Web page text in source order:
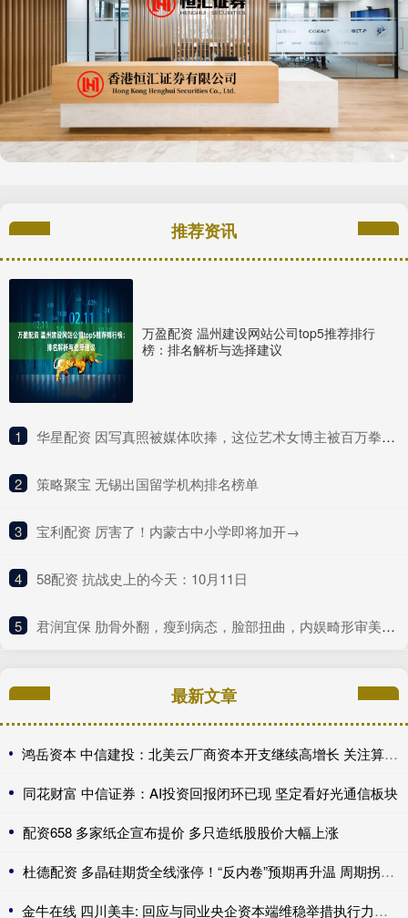
推荐资讯
万盈配资 温州建设网站公司top5推荐排行
榜：排名解析与选择建议
1 ​华星配资 因写真照被媒体吹捧，这位艺术女博主被百万拳迷称为UFC传奇？
2 ​策略聚宝 无锡出国留学机构排名榜单
3 ​宝利配资 厉害了！内蒙古中小学即将加开→
4 ​58配资 抗战史上的今天：10月11日
5 ​君润宜保 肋骨外翻，瘦到病态，脸部扭曲，内娱畸形审美什么时候是个头
最新文章
鸿岳资本 中信建投：北美云厂商资本开支继续高增长 关注算力超跌与高股息标的
同花财富 中信证券：AI投资回报闭环已现 坚定看好光通信板块
配资658 多家纸企宣布提价 多只造纸股股价大幅上涨
杜德配资 多晶硅期货全线涨停！“反内卷”预期再升温 周期拐点来了？
金牛在线 四川美丰: 回应与同业央企资本端维稳举措执行力度差距问题